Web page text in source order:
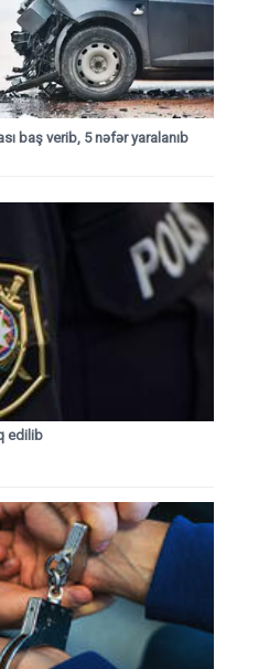
baş verib, 5 nəfər yaralanıb
edilib